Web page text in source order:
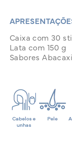
Caixa com 30
Lata com 150 g
Sabores